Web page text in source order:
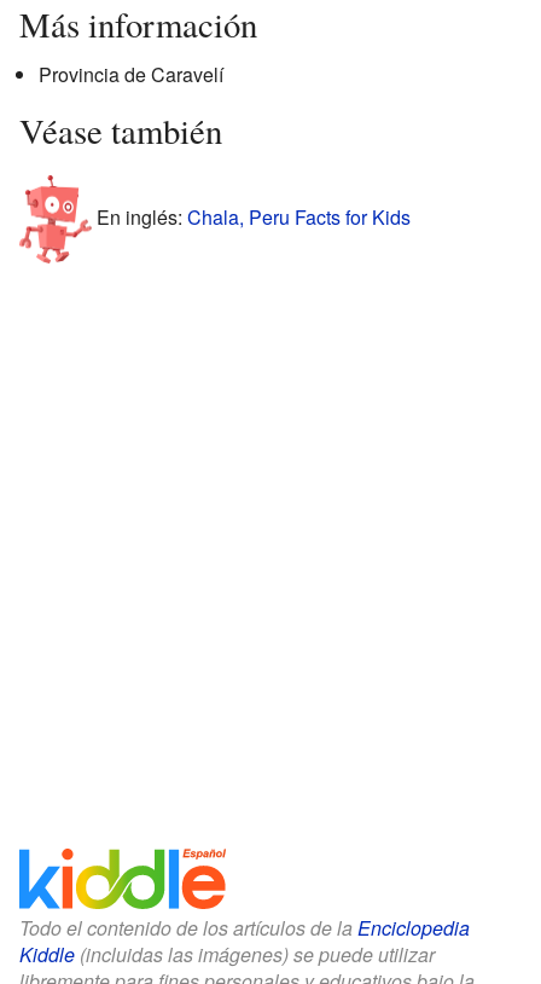
Más información
Provincia de Caravelí
Véase también
En inglés: Chala, Peru Facts for Kids
Todo el contenido de los artículos de la Enciclopedia
Kiddle (incluidas las imágenes) se puede utilizar